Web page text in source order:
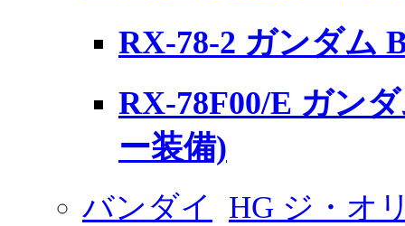
RX-78-2 ガンダム
RX-78F00/E ガン
ー装備)
バンダイ HG ジ・オ